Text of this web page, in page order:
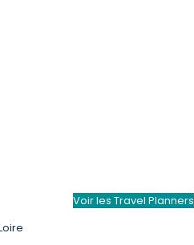
Voir les Travel Planners